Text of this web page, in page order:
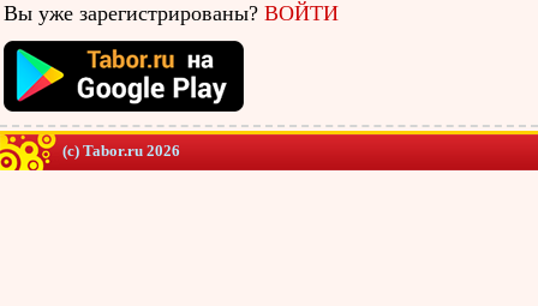
Вы уже зарегистрированы? ВОЙТИ
(c) Tabor.ru 2026